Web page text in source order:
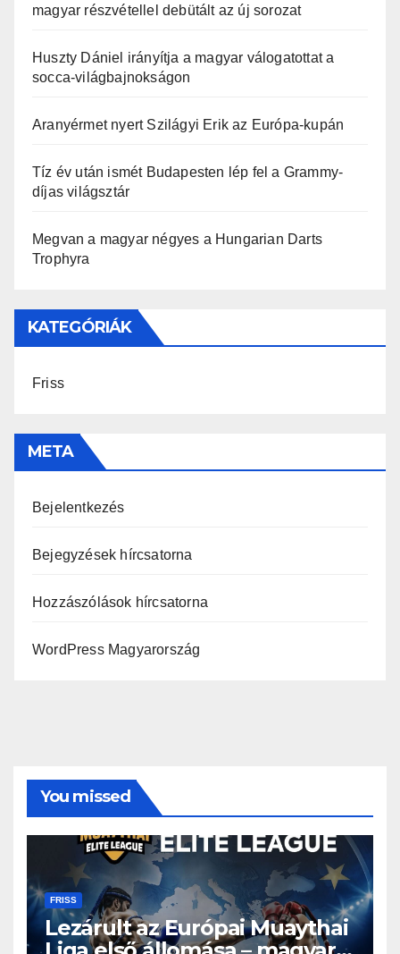
magyar részvétellel debütált az új sorozat
Huszty Dániel irányítja a magyar válogatottat a
socca-világbajnokságon
Aranyérmet nyert Szilágyi Erik az Európa-kupán
Tíz év után ismét Budapesten lép fel a Grammy-
díjas világsztár
Megvan a magyar négyes a Hungarian Darts
Trophyra
KATEGÓRIÁK
Friss
META
Bejelentkezés
Bejegyzések hírcsatorna
Hozzászólások hírcsatorna
WordPress Magyarország
You missed
FRISS
Lezárult az Európai Muaythai